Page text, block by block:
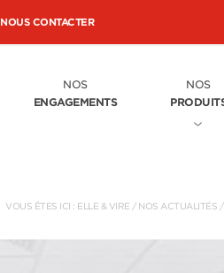
NOUS CONTACTER
NOS
ENGAGEMENTS
NOS
VOUS ÊTES ICI : ELLE & VIRE / NOS ACTUALITÉS /